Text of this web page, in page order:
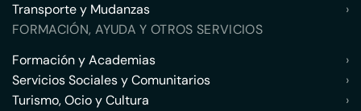
Transporte y Mudanzas
›
FORMACIÓN, AYUDA Y OTROS SERVICIOS
Formación y Academias
›
Servicios Sociales y Comunitarios
›
Turismo, Ocio y Cultura
›